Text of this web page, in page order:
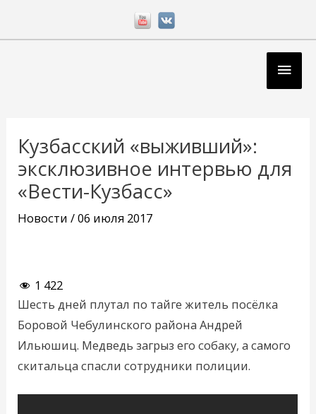
Кузбасский «выживший»:
эксклюзивное интервью для
«Вести-Кузбасс»
Новости /06 июля 2017
1 422
Шесть дней плутал по тайге житель посёлка
Боровой Чебулинского района Андрей
Ильюшиц. Медведь загрыз его собаку, а самого
скитальца спасли сотрудники полиции.
записям